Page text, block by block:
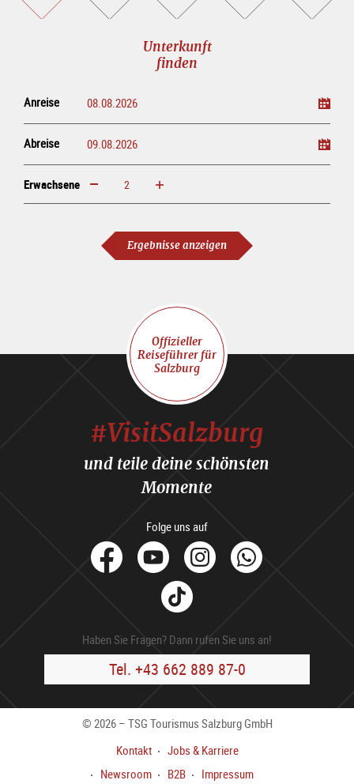
buchen
online<br>kaufen
Unterkunft
finden
Anreise
Abreise
Erwachsene erhöhen verringern
Ergebnisse anzeigen
Offizieller
Reiseführer für
Salzburg
#VisitSalzburg
und teile deine schönsten
Momente
Folge uns auf
facebook
YoutubeInstagram
Tik
Tok
Haben Sie Fragen? Dann rufen Sie uns an!
Tel. +43 662 889 87-0
© 2026 – TSG Tourismus Salzburg GmbH
Kontakt
Jobs & Karriere
Newsroom
B2B Impressum